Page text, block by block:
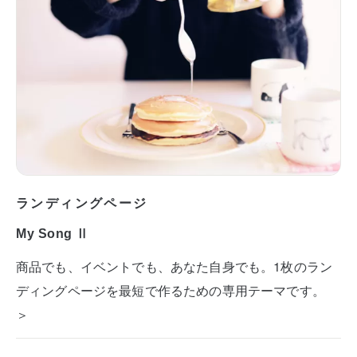
ランディングページ
My Song Ⅱ
商品でも、イベントでも、あなた自身でも。1枚のラン
ディングページを最短で作るための専用テーマです。
＞